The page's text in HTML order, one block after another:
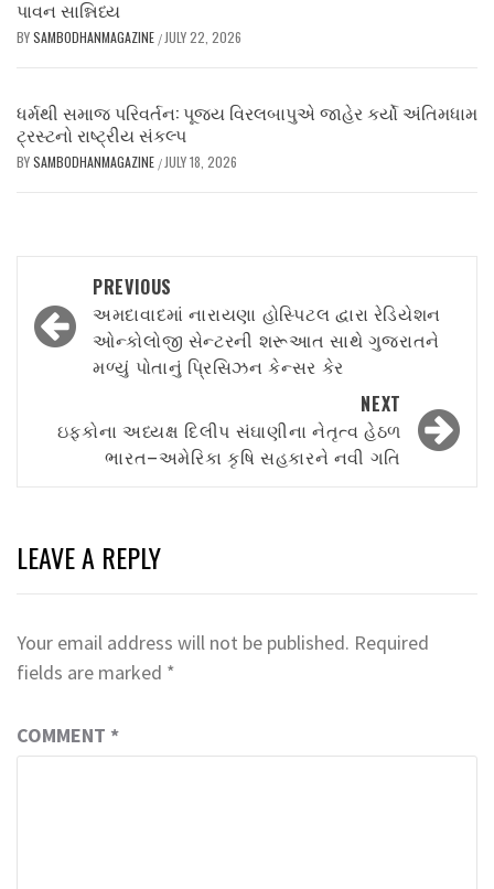
પાવન સાન્નિધ્ય
BYSAMBODHANMAGAZINE / JULY 22, 2026
ધર્મથી સમાજ પરિવર્તન: પૂજ્ય વિરલબાપુએ જાહેર કર્યો અંતિમધામ
ટ્રસ્ટનો રાષ્ટ્રીય સંકલ્પ
BYSAMBODHANMAGAZINE / JULY 18, 2026
navigation
PREVIOUS
અમદાવાદમાં નારાયણા હોસ્પિટલ દ્વારા રેડિયેશન
ઓન્કોલોજી સેન્ટરની શરૂઆત સાથે ગુજરાતને
મળ્યું પોતાનું પ્રિસિઝન કેન્સર કેર
NEXT
ઇફકોના અધ્યક્ષ દિલીપ સંઘાણીના નેતૃત્વ હેઠળ
ભારત–અમેરિકા કૃષિ સહકારને નવી ગતિ
LEAVE A REPLY
Your email address will not be published. Required
fields are marked *
COMMENT *